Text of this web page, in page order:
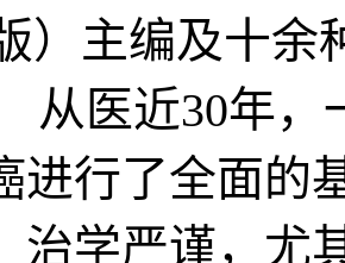
）主编及十余
从医近30年
进行了全面的
治学严谨，尤